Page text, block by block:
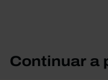
Continuar a